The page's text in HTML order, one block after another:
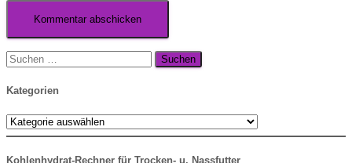
Suche
nach:
Kategorien
Kategorien
Kohlenhydrat-Rechner für Trocken- u. Nassfutter